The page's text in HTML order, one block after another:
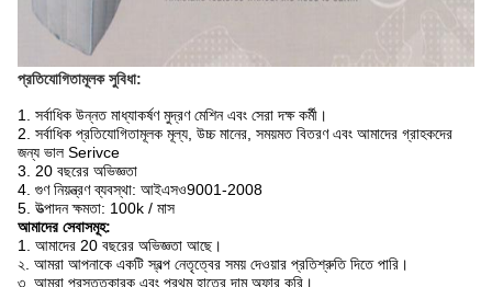
প্রতিযোগিতামূলক সুবিধা:
1. সর্বাধিক উন্নত মাধ্যাকর্ষণ মুদ্রণ মেশিন এবং সেরা দক্ষ কর্মী।
2. সর্বাধিক প্রতিযোগিতামূলক মূল্য, উচ্চ মানের, সময়মত বিতরণ এবং আমাদের গ্রাহকদের
জন্য ভাল Serivce
3. 20 বছরের অভিজ্ঞতা
4. গুণ নিয়ন্ত্রণ ব্যবস্থা: আইএসও9001-2008
5. উত্পাদন ক্ষমতা: 100k / মাস
আমাদের সেবাসমূহ:
1. আমাদের 20 বছরের অভিজ্ঞতা আছে।
২. আমরা আপনাকে একটি স্বল্প নেতৃত্বের সময় দেওয়ার প্রতিশ্রুতি দিতে পারি।
৩. আমরা প্রস্তুতকারক এবং প্রথম হাতের দাম অফার করি।